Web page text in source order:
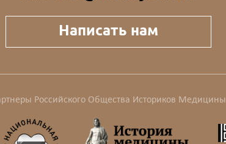
Написать нам
Российского Общества Историков Медицины